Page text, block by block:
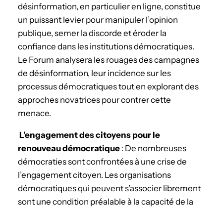
désinformation, en particulier en ligne, constitue
un puissant levier pour manipuler l’opinion
publique, semer la discorde et éroder la
confiance dans les institutions démocratiques.
Le Forum analysera les rouages des campagnes
de désinformation, leur incidence sur les
processus démocratiques tout en explorant des
approches novatrices pour contrer cette
menace.
L’engagement des citoyens pour le
renouveau démocratique : De nombreuses
démocraties sont confrontées à une crise de
l’engagement citoyen. Les organisations
démocratiques qui peuvent s’associer librement
sont une condition préalable à la capacité de la